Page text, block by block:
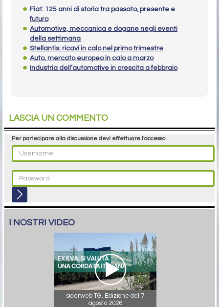
Fiat: 125 anni di storia tra passato, presente e
futuro
Automotive, meccanica e dogane negli eventi
della settimana
Stellantis: ricavi in calo nel primo trimestre
Auto, mercato europeo in calo a marzo
Industria dell’automotive in crescita a febbraio
LASCIA UN COMMENTO
Per partecipare alla discussione devi effettuare l'accesso
I NOSTRI VIDEO
siderweb TG. Edizione del 7
agosto 2026